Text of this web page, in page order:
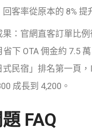
客率從原本的 8% 提
：官網直客訂單比例
省下 OTA 佣金約 7.5
式民宿」排名第一頁
成長到 4,200。
FAQ